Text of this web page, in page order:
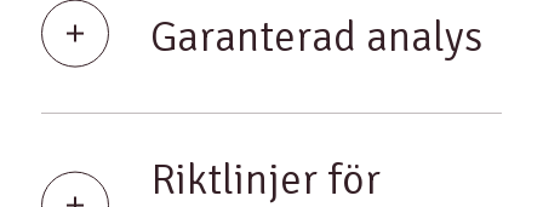
Garanterad analys
Riktlinjer för